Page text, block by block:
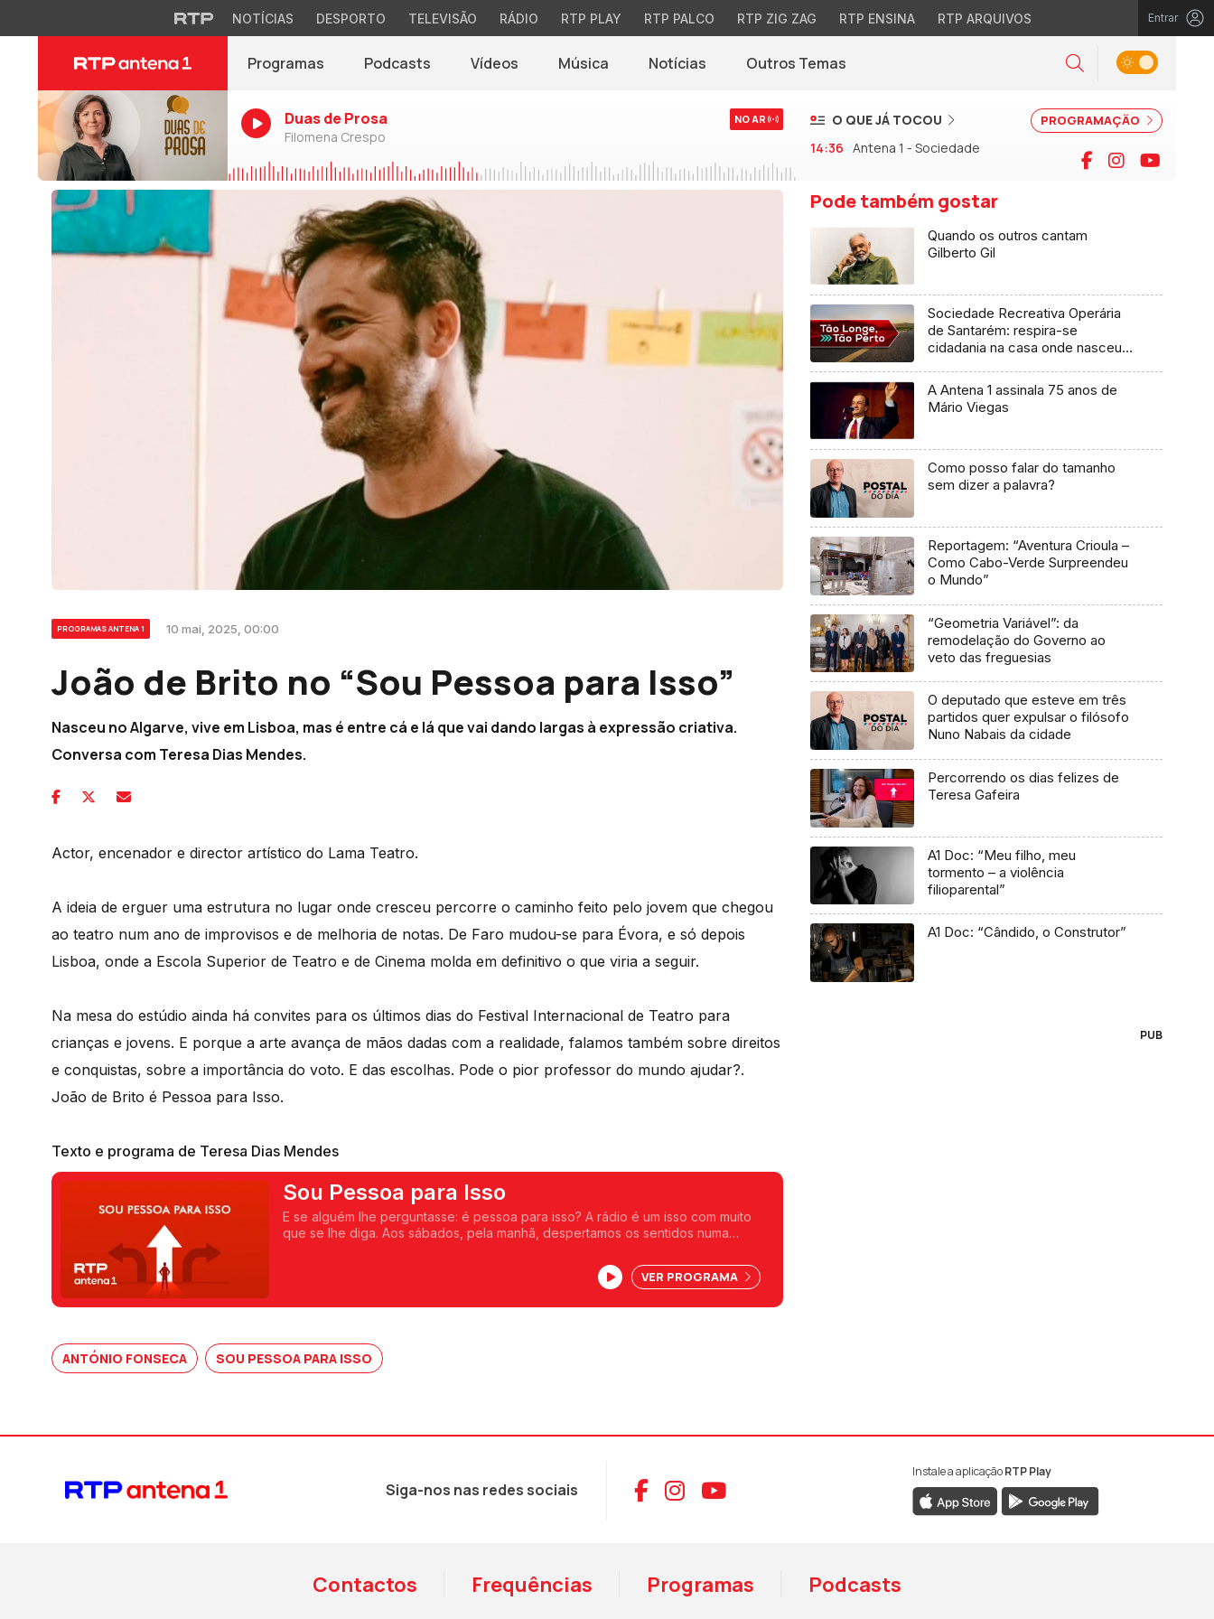
NOTÍCIAS DESPORTO TELEVISÃO RÁDIO RTP PLAY RTP PALCO RTP ZIG ZAG RTP ENSINA RTP ARQUIVOS Entrar
Programas Podcasts Vídeos Música Notícias(abre em nova janela)
Outros Temas Pesquisar
Alternar tema
Duas de Prosa
Filomena Crespo
NO AR PROGRAMAÇÃO
O QUE JÁ TOCOU
14:36 Antena 1 - Sociedade Facebook
Instagram
PROGRAMAS ANTENA 1 10 mai, 2025, 00:00
João de Brito no “Sou Pessoa para Isso”
Nasceu no Algarve, vive em Lisboa, mas é entre cá e lá que vai dando largas à expressão criativa.
Conversa com Teresa Dias Mendes.
Actor, encenador e director artístico do Lama Teatro.
A ideia de erguer uma estrutura no lugar onde cresceu percorre o caminho feito pelo jovem que chegou
ao teatro num ano de improvisos e de melhoria de notas. De Faro mudou-se para Évora, e só depois
Lisboa, onde a Escola Superior de Teatro e de Cinema molda em definitivo o que viria a seguir.
Na mesa do estúdio ainda há convites para os últimos dias do Festival Internacional de Teatro para
crianças e jovens. E porque a arte avança de mãos dadas com a realidade, falamos também sobre direitos
e conquistas, sobre a importância do voto. E das escolhas. Pode o pior professor do mundo ajudar?.
João de Brito é Pessoa para Isso.
Texto e programa de Teresa Dias Mendes
Sou Pessoa para Isso
E se alguém lhe perguntasse: é pessoa para isso? A rádio é um isso com muito
que se lhe diga. Aos sábados, pela manhã, despertamos os sentidos numa
isso e para muito mais. Uma frase, uma ideia, um livro, um objeto, uma coleção, ou
VER PROGRAMA
ANTÓNIO FONSECA SOU PESSOA PARA ISSO
Pode também gostar
Quando os outros cantam
Gilberto Gil
Sociedade Recreativa Operária
de Santarém: respira-se
cidadania na casa onde nasceu
A Antena 1 assinala 75 anos de
Mário Viegas
Como posso falar do tamanho
sem dizer a palavra?
Reportagem: “Aventura Crioula –
Como Cabo-Verde Surpreendeu
o Mundo”
“Geometria Variável”: da
remodelação do Governo ao
veto das freguesias
O deputado que esteve em três
partidos quer expulsar o filósofo
Nuno Nabais da cidade
Percorrendo os dias felizes de
Teresa Gafeira
A1 Doc: “Meu filho, meu
tormento – a violência
filioparental”
A1 Doc: “Cândido, o Construtor”
PUB
Siga-nos nas redes sociais Aceder ao Facebook da RTP Antena 1
Aceder ao Instagram da RTP Antena 1
Aceder ao YouTube da RTP Antena 1
Instale a aplicaçãoRTP Play
Contactos Frequências Programas Podcasts